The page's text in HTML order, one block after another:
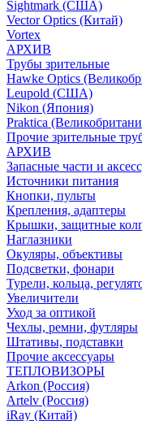
Sightmark (США)
Vector Optics (Китай)
Vortex
АРХИВ
Трубы зрительные
Hawke Optics
Leupold (США)
Nikon (Япония)
Praktica
Прочие зрительные
АРХИВ
Запасные части и
Источники питания
Кнопки, пульты
Крепления, адаптеры
Крышки, защитные
Наглазники
Окуляры, объективы
Подсветки, фонари
Турели, кольца,
Увеличители
Уход за оптикой
Чехлы, ремни, футляры
Штативы, подставки
Прочие аксессуары
ТЕПЛОВИЗОРЫ
Arkon (Россия)
Artelv (Россия)
iRay (Китай)